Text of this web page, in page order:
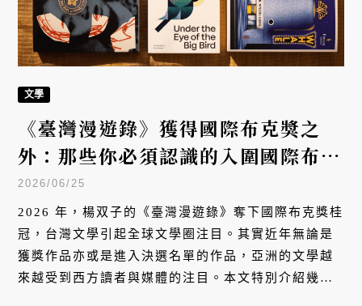
文學
《臺灣漫遊錄》獲得國際布克獎之
外：那些你必須認識的入圍國際布克
獎決選的日韓作家
2026/06/25
2026 年，楊双子的《臺灣漫遊錄》奪下國際布克獎桂
冠，台灣文學引起全球文學圈注目。其實近年無論是
獲獎作品亦或是進入決選名單的作品，亞洲的文學越
來越受到西方讀者與媒體的注目。本文特別介紹幾近